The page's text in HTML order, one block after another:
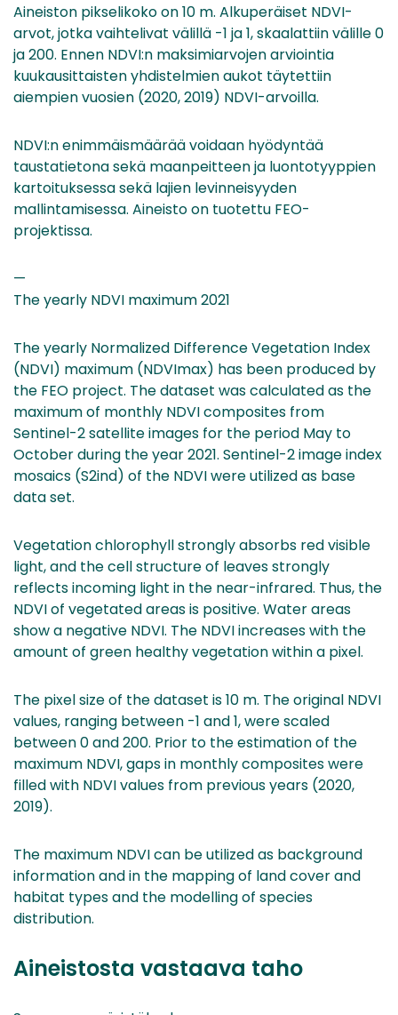
Aineiston pikselikoko on 10 m. Alkuperäiset NDVI-
arvot, jotka vaihtelivat välillä -1 ja 1, skaalattiin välille 0
ja 200. Ennen NDVI:n maksimiarvojen arviointia
kuukausittaisten yhdistelmien aukot täytettiin
aiempien vuosien (2020, 2019) NDVI-arvoilla.
NDVI:n enimmäismäärää voidaan hyödyntää
taustatietona sekä maanpeitteen ja luontotyyppien
kartoituksessa sekä lajien levinneisyyden
mallintamisessa. Aineisto on tuotettu FEO-
projektissa.
—
The yearly NDVI maximum 2021
The yearly Normalized Difference Vegetation Index
(NDVI) maximum (NDVImax) has been produced by
the FEO project. The dataset was calculated as the
maximum of monthly NDVI composites from
Sentinel-2 satellite images for the period May to
October during the year 2021. Sentinel-2 image index
mosaics (S2ind) of the NDVI were utilized as base
data set.
Vegetation chlorophyll strongly absorbs red visible
light, and the cell structure of leaves strongly
reflects incoming light in the near-infrared. Thus, the
NDVI of vegetated areas is positive. Water areas
show a negative NDVI. The NDVI increases with the
amount of green healthy vegetation within a pixel.
The pixel size of the dataset is 10 m. The original NDVI
values, ranging between -1 and 1, were scaled
between 0 and 200. Prior to the estimation of the
maximum NDVI, gaps in monthly composites were
filled with NDVI values from previous years (2020,
2019).
The maximum NDVI can be utilized as background
information and in the mapping of land cover and
habitat types and the modelling of species
distribution.
Aineistosta vastaava taho